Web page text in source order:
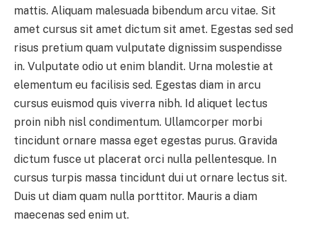
mattis. Aliquam malesuada bibendum arcu vitae. Sit
amet cursus sit amet dictum sit amet. Egestas sed sed
risus pretium quam vulputate dignissim suspendisse
in. Vulputate odio ut enim blandit. Urna molestie at
elementum eu facilisis sed. Egestas diam in arcu
cursus euismod quis viverra nibh. Id aliquet lectus
proin nibh nisl condimentum. Ullamcorper morbi
tincidunt ornare massa eget egestas purus. Gravida
dictum fusce ut placerat orci nulla pellentesque. In
cursus turpis massa tincidunt dui ut ornare lectus sit.
Duis ut diam quam nulla porttitor. Mauris a diam
maecenas sed enim ut.